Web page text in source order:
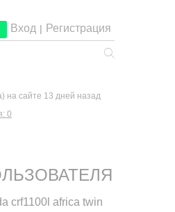
Вход | Регистрация
на сайте 13 дней назад
0
crf1100l africa twin